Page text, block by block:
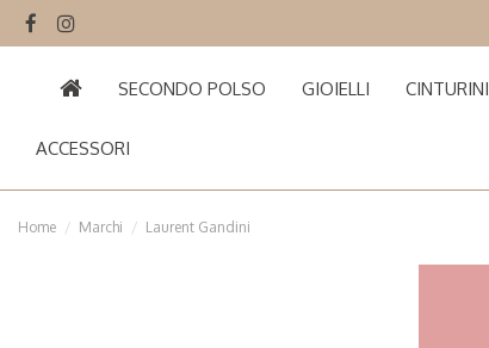
SECONDO POLSO GIOIELLI CINTURINI
ACCESSORI
Home Marchi Laurent Gandini